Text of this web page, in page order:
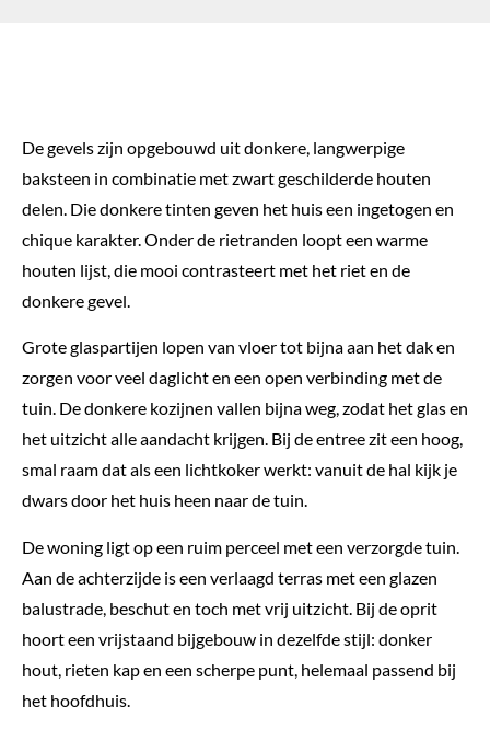
De gevels zijn opgebouwd uit donkere, langwerpige
baksteen in combinatie met zwart geschilderde houten
delen. Die donkere tinten geven het huis een ingetogen en
chique karakter. Onder de rietranden loopt een warme
houten lijst, die mooi contrasteert met het riet en de
donkere gevel.
Grote glaspartijen lopen van vloer tot bijna aan het dak en
zorgen voor veel daglicht en een open verbinding met de
tuin. De donkere kozijnen vallen bijna weg, zodat het glas en
het uitzicht alle aandacht krijgen. Bij de entree zit een hoog,
smal raam dat als een lichtkoker werkt: vanuit de hal kijk je
dwars door het huis heen naar de tuin.
De woning ligt op een ruim perceel met een verzorgde tuin.
Aan de achterzijde is een verlaagd terras met een glazen
balustrade, beschut en toch met vrij uitzicht. Bij de oprit
hoort een vrijstaand bijgebouw in dezelfde stijl: donker
hout, rieten kap en een scherpe punt, helemaal passend bij
het hoofdhuis.